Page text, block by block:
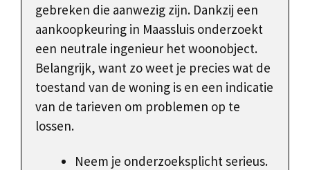
gebreken die aanwezig zijn. Dankzij een
aankoopkeuring in Maassluis onderzoekt
een neutrale ingenieur het woonobject.
Belangrijk, want zo weet je precies wat de
toestand van de woning is en een indicatie
van de tarieven om problemen op te
lossen.
Neem je onderzoeksplicht serieus.